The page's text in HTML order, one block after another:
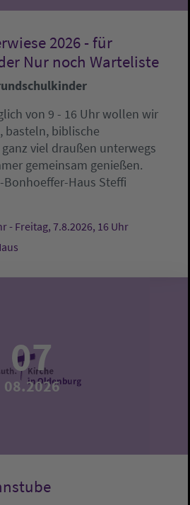
2026 - für
Nur noch Warteliste
von 9 - 16 Uhr wollen wir
basteln, biblische
viel draußen unterwegs
gemeinsam genießen.
Bonhoeffer-Haus Steffi
- Freitag, 7.8.2026, 16 Uhr
07
08.2026